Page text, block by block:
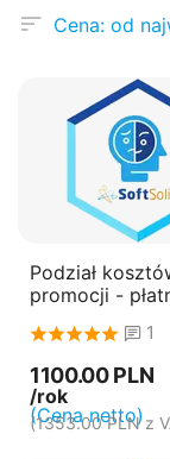
Cena: od
Podział
promocji -
1
1100.00 PLN
/rok
(Cena netto)
(1353.00 PLNz